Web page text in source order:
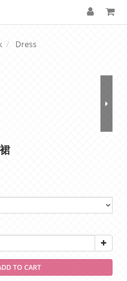
Dress
TO CART